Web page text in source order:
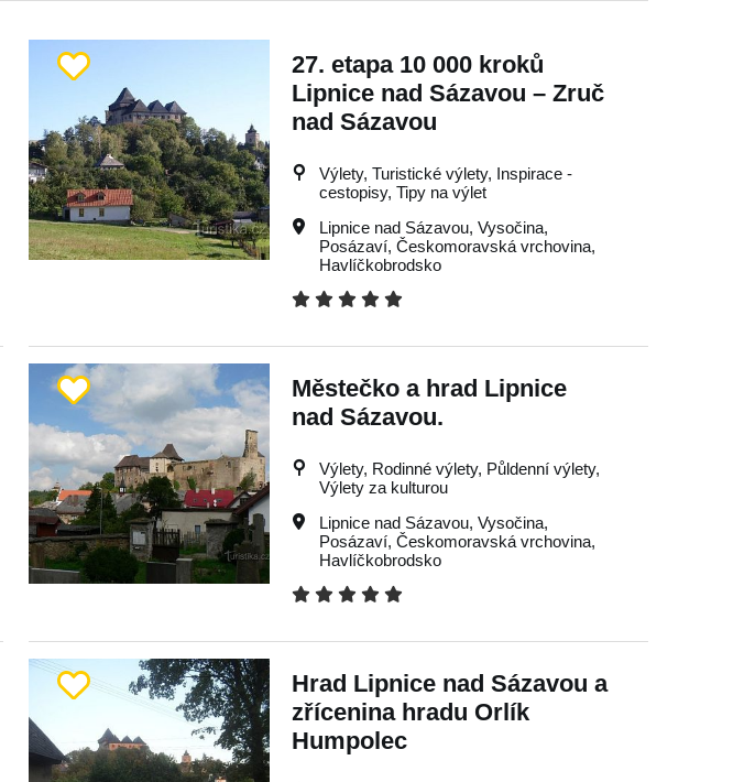
27. etapa 10 000 kroků
Lipnice nad Sázavou – Zruč
nad Sázavou
Výlety, Turistické výlety, Inspirace -
cestopisy, Tipy na výlet
Lipnice nad Sázavou, Vysočina,
Posázaví, Českomoravská vrchovina,
Havlíčkobrodsko
Městečko a hrad Lipnice
nad Sázavou.
Výlety, Rodinné výlety, Půldenní výlety,
Výlety za kulturou
Lipnice nad Sázavou, Vysočina,
Posázaví, Českomoravská vrchovina,
Havlíčkobrodsko
Hrad Lipnice nad Sázavou a
zřícenina hradu Orlík
Humpolec